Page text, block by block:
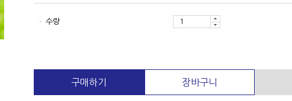
수량
구매하기 장바구니